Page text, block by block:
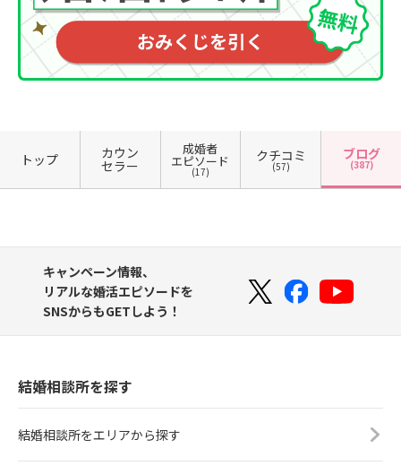
トップ カウン
セラー
成婚者
エピソード
(17)
クチコミ
(57)
ブログ
(387)
キャンペーン情報、
リアルな婚活エピソードを
SNSからもGETしよう！
結婚相談所を探す
結婚相談所をエリアから探す